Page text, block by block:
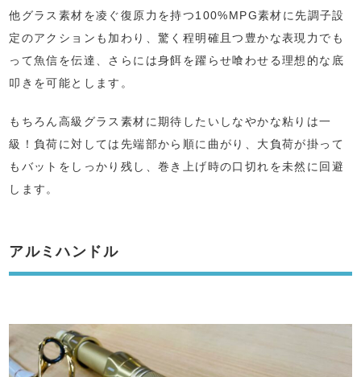
他グラス素材を凌ぐ復原力を持つ100%MPG素材に先調子設
定のアクションも加わり、驚く程明確且つ豊かな表現力でも
って魚信を伝達、さらには身餌を躍らせ喰わせる理想的な底
叩きを可能とします。
もちろん高級グラス素材に期待したいしなやかな粘りは一
級！負荷に対しては先端部から順に曲がり、大負荷が掛って
もバットをしっかり残し、巻き上げ時の口切れを未然に回避
します。
アルミハンドル